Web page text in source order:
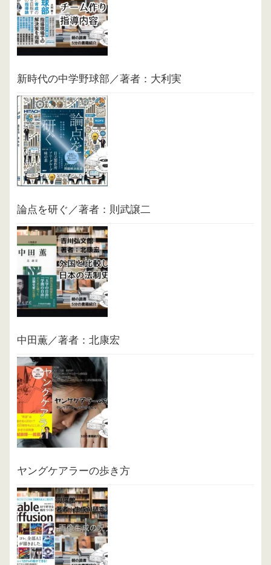
新時代の中学野球部／著者：大利実
論点を研ぐ／著者：則武譲二
中田薫／著者：北康宏
ヤングケアラーの歩き方